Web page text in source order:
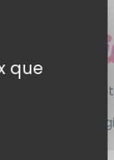
participer via
cette
que